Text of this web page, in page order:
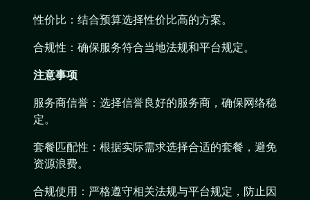
性价比：结合预算选择性价比高的方案。
合规性：确保服务符合当地法规和平台规定。
注意事项
服务商信誉：选择信誉良好的服务商，确保网络稳
定。
套餐匹配性：根据实际需求选择合适的套餐，避免
资源浪费。
合规使用：严格遵守相关法规与平台规定，防止因